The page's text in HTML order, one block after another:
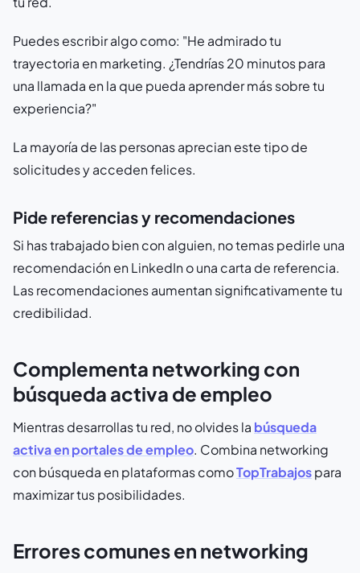
Puedes escribir algo como: "He admirado tu
trayectoria en marketing. ¿Tendrías 20 minutos para
una llamada en la que pueda aprender más sobre tu
experiencia?"
La mayoría de las personas aprecian este tipo de
solicitudes y acceden felices.
Pide referencias y recomendaciones
Si has trabajado bien con alguien, no temas pedirle una
recomendación en LinkedIn o una carta de referencia.
Las recomendaciones aumentan significativamente tu
credibilidad.
Complementa networking con
búsqueda activa de empleo
Mientras desarrollas tu red, no olvides la búsqueda
activa en portales de empleo. Combina networking
con búsqueda en plataformas comoTopTrabajospara
maximizar tus posibilidades.
Errores comunes en networking